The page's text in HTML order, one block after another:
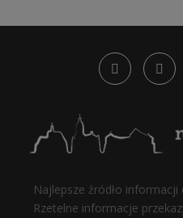
Najlepsze źródło
Rzetelne informacje